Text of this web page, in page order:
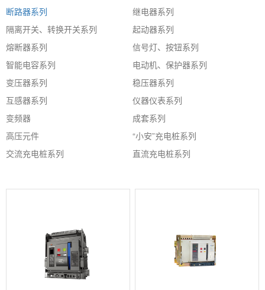
断路器系列
继电器系列
隔离开关、转换开关系列
起动器系列
熔断器系列
信号灯、按钮系列
智能电容系列
电动机、保护器系列
变压器系列
稳压器系列
互感器系列
仪器仪表系列
变频器
成套系列
高压元件
“小安”充电桩系列
交流充电桩系列
直流充电桩系列